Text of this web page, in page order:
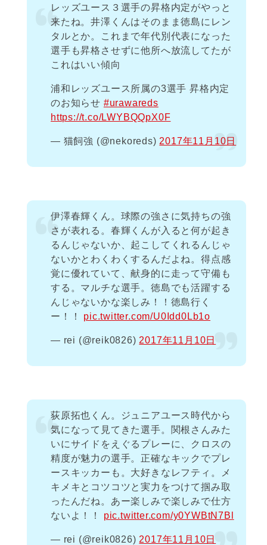
レッズユース３選手の昇格内定がやっと
来たね。井澤くんはそのまま徳島にレン
タルとか。これまで年代別代表になった
選手も昇格させずに他所へ放流してたが
これはいい傾向
浦和レッズユース所属の3選手 昇格内定
のお知らせ #urawareds
https://t.co/LWYBQQpX0F
— 猫飼強 (@nekoreds) 2017年11月10日
伊澤春輝くん。球際の強さに気持ちの強
さが表れる。春輝くんが入ると何が起き
るんじゃないか、起こしてくれるんじゃ
ないかとわくわくするんだよね。得点感
覚に優れていて、献身的に走って守備も
する。マルチな選手。徳島でも活躍する
んじゃないかな楽しみ！！徳島行く
ー！！ pic.twitter.com/U0Idd0Lb1o
— rei (@reik0826) 2017年11月10日
荻原拓也くん。ジュニアユース時代から
気になって見てきた選手。関根さんみた
いにサイドをえぐるプレーに、クロスの
精度が魅力の選手。正確なキックでプレ
ースキッカーも。大好きなレフティ。メ
キメキとコツコツと実力をつけて掴み取
ったんだね。あー楽しみで楽しみで仕方
ないよ！！ pic.twitter.com/y0YWBtN7Bl
— rei (@reik0826) 2017年11月10日